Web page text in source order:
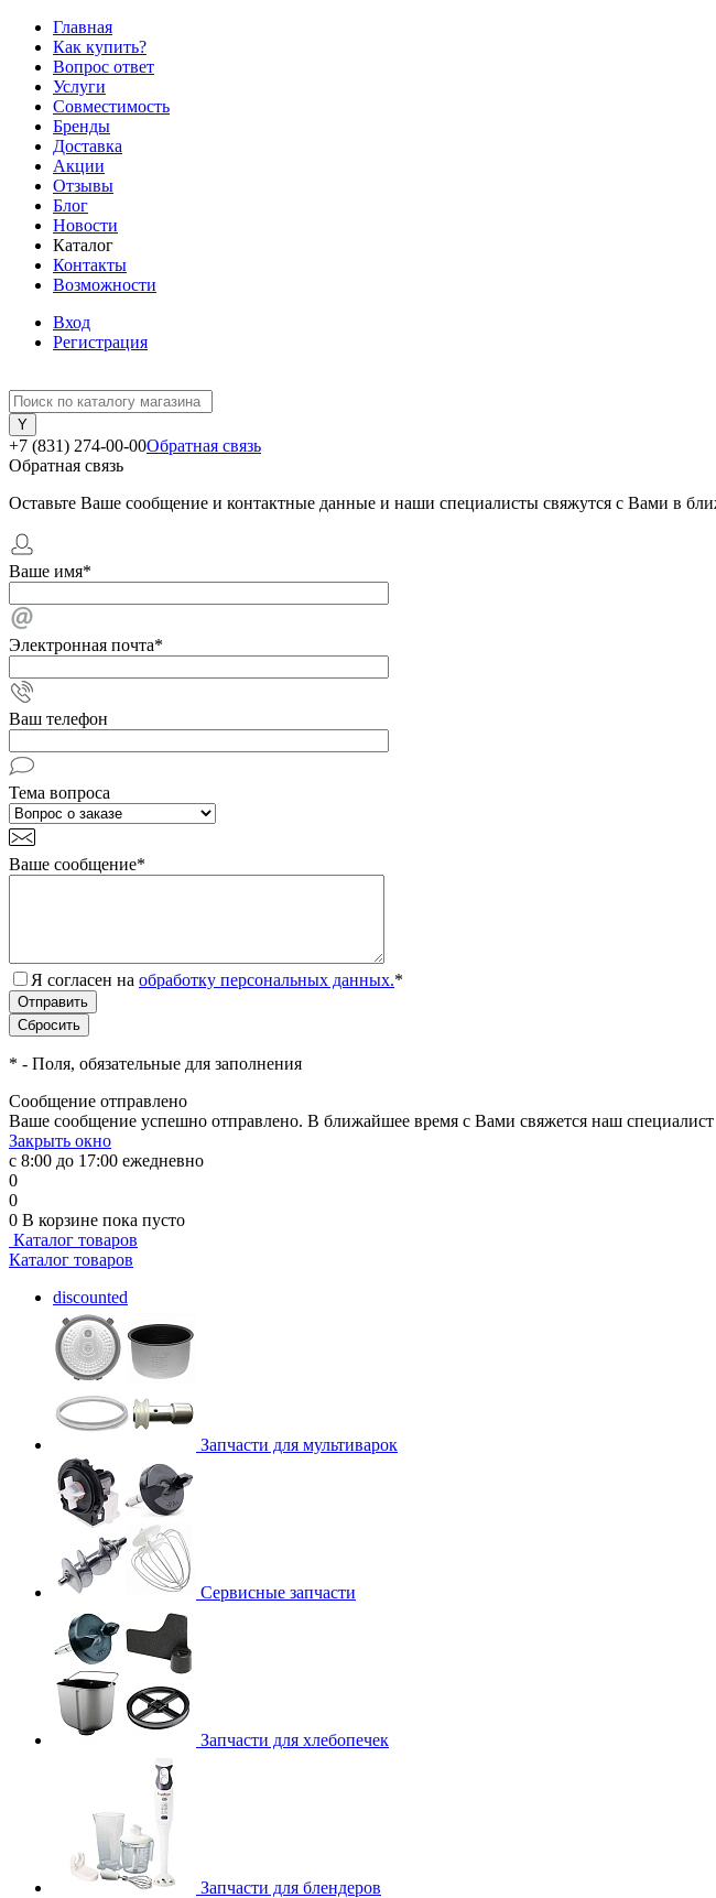
Главная
Как купить?
Вопрос ответ
Услуги
Совместимость
Бренды
Доставка
Акции
Отзывы
Блог
Новости
Каталог
Контакты
Возможности
Вход
Регистрация
+7 (831) 274-00-00Обратная связь
Обратная связь
Оставьте Ваше сообщение и контактные данные и наши специалисты свяжутся с Вами в
Ваше имя*
Электронная почта*
Ваш телефон
Тема вопроса
Ваше сообщение*
Я согласен на обработку персональных данных.*
* - Поля, обязательные для заполнения
Сообщение отправлено
Ваше сообщение успешно отправлено. В ближайшее время с Вами свяжется наш специалист
Закрыть окно
с 8:00 до 17:00 ежедневно
0
0
0 В корзине пока пусто
Каталог товаров
Каталог товаров
discounted
Запчасти для мультиварок
Сервисные запчасти
Запчасти для хлебопечек
Запчасти для блендеров